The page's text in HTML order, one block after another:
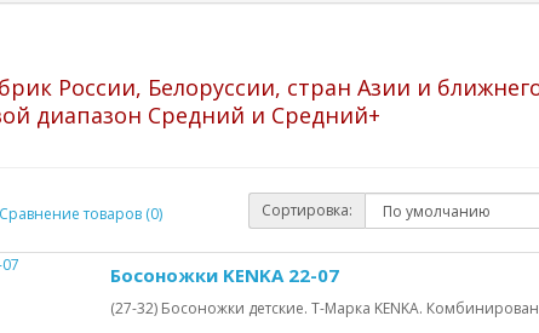
России, Белоруссии, стран Азии и
диапазон Средний и Средний+
Сравнение товаров (0) Сортировка:
Босоножки KENKA 22-07
(27-32) Босоножки детские. Т-Марка KENKA.